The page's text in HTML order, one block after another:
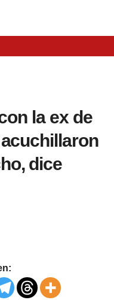
la ex de
dice